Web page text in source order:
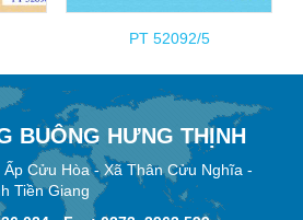
PT 52092/5
BUÔNG HƯNG THỊNH
Cửu Hòa - Xã Thân Cửu Nghĩa -
Tiền Giang